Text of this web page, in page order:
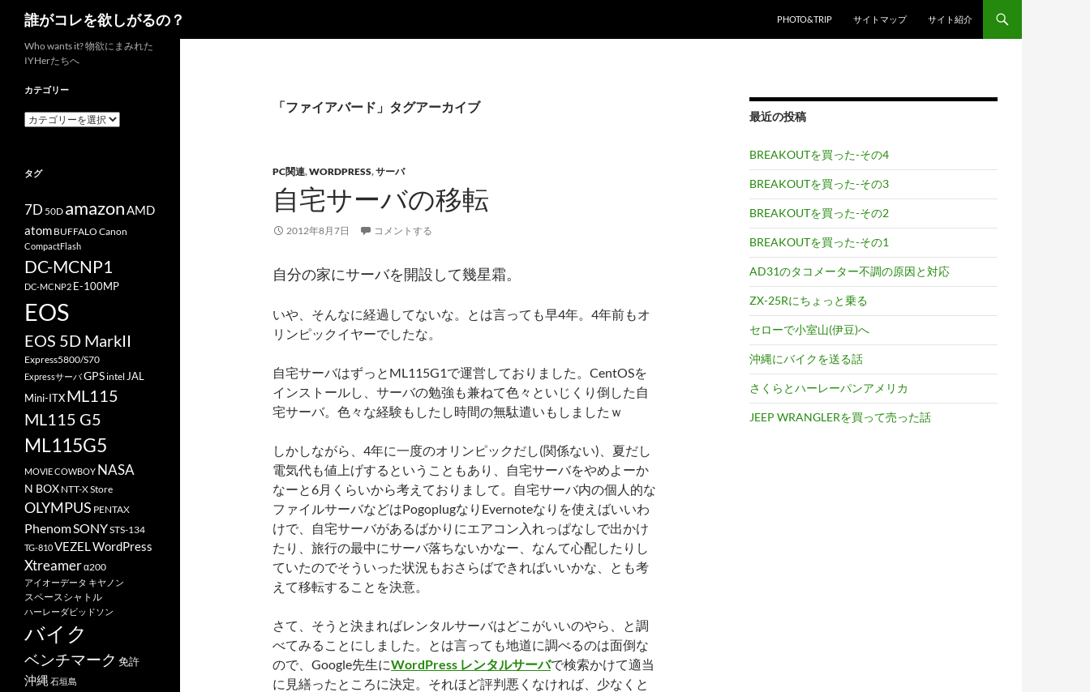
誰がコレを欲しがるの？ PHOTO&TRIP サイトマップ サイト紹介
「ファイアバード」タグアーカイブ
PC関連,WORDPRESS,サーバ
自宅サーバの移転
2012年8月7日 コメントする
自分の家にサーバを開設して幾星霜。
いや、そんなに経過してないな。とは言っても早4年。4年前もオ
リンピックイヤーでしたな。
自宅サーバはずっとML115G1で運営しておりました。CentOSを
インストールし、サーバの勉強も兼ねて色々といじくり倒した自
宅サーバ。色々な経験もしたし時間の無駄遣いもしましたｗ
しかしながら、4年に一度のオリンピックだし(関係ない)、夏だし
電気代も値上げするということもあり、自宅サーバをやめよーか
なーと6月くらいから考えておりまして。自宅サーバ内の個人的な
ファイルサーバなどはPogoplugなりEvernoteなりを使えばいいわ
けで、自宅サーバがあるばかりにエアコン入れっぱなしで出かけ
たり、旅行の最中にサーバ落ちないかなー、なんて心配したりし
ていたのでそういった状況もおさらばできればいいかな、とも考
えて移転することを決意。
さて、そうと決まればレンタルサーバはどこがいいのやら、と調
べてみることにしました。とは言っても地道に調べるのは面倒な
ので、Google先生にWordPress レンタルサーバで検索かけて適当
に見繕ったところに決定。それほど評判悪くなければ、少なくと
最近の投稿
BREAKOUTを買った-その4
BREAKOUTを買った-その3
BREAKOUTを買った-その2
BREAKOUTを買った-その1
AD31のタコメーター不調の原因と対応
ZX-25Rにちょっと乗る
セローで小室山(伊豆)へ
沖縄にバイクを送る話
さくらとハーレーパンアメリカ
JEEP WRANGLERを買って売った話
Who wants it? 物欲にまみれた
IYHerたちへ
カテゴリー
カ
ー
タグ
7D 50D amazonAMD
atom BUFFALO Canon
CompactFlash
DC-MCNP1
DC-MCNP2 E-100MP
EOS
EOS 5D MarkII
Express5800/S70
ExpressサーバGPSintel JAL
Mini-ITXML115
ML115 G5
ML115G5
MOVIE COWBOY NASA
N BOX NTT-X Store
OLYMPUS PENTAX
PhenomSONYSTS-134
TG-810VEZELWordPress
Xtreamerα200
アイオーデータ キヤノン
スペースシャトル
ハーレーダビッドソン
バイク
ベンチマーク 免許
沖縄 石垣島